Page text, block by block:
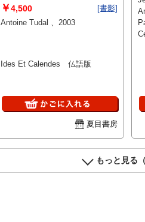
[書影]
￥4,500
Antoine Tudal 、2003
Ides Et Calendes 仏語版
夏目書房
もっと見る